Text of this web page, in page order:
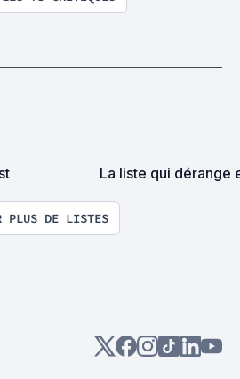
La liste qui dérange
PLUS DE LISTES